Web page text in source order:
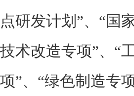
点研发计划”、“国
技术改造专项”、“
项”、“绿色制造专